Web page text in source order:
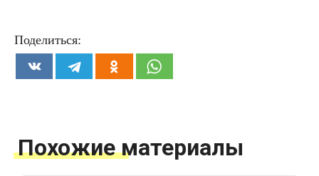
Поделиться:
Похожие материалы